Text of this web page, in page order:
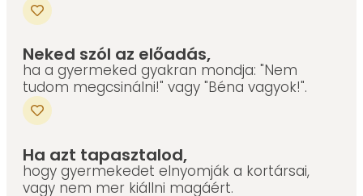
Neked szól az előadás,
ha a gyermeked gyakran mondja: "Nem
tudom megcsinálni!" vagy "Béna vagyok!".
Ha azt tapasztalod,
hogy gyermekedet elnyomják a kortársai,
vagy nem mer kiállni magáért.